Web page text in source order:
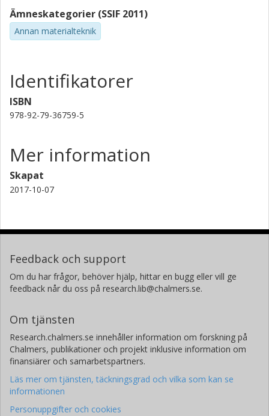
Ämneskategorier (SSIF 2011)
Annan materialteknik
Identifikatorer
ISBN
978-92-79-36759-5
Mer information
Skapat
2017-10-07
Feedback och support
Om du har frågor, behöver hjälp, hittar en bugg eller vill ge
feedback når du oss på research.lib@chalmers.se.
Om tjänsten
Research.chalmers.se innehåller information om forskning på
Chalmers, publikationer och projekt inklusive information om
finansiärer och samarbetspartners.
Läs mer om tjänsten, täckningsgrad och vilka som kan se
informationen
Personuppgifter och cookies